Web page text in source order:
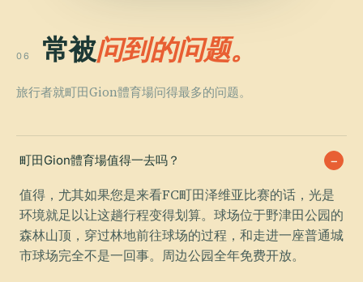
06 常被问到的问题。
旅行者就町田Gion體育場问得最多的问题。
町田Gion體育場值得一去吗？
值得，尤其如果您是来看FC町田泽维亚比赛的话，光是
环境就足以让这趟行程变得划算。球场位于野津田公园的
森林山顶，穿过林地前往球场的过程，和走进一座普通城
市球场完全不是一回事。周边公园全年免费开放。